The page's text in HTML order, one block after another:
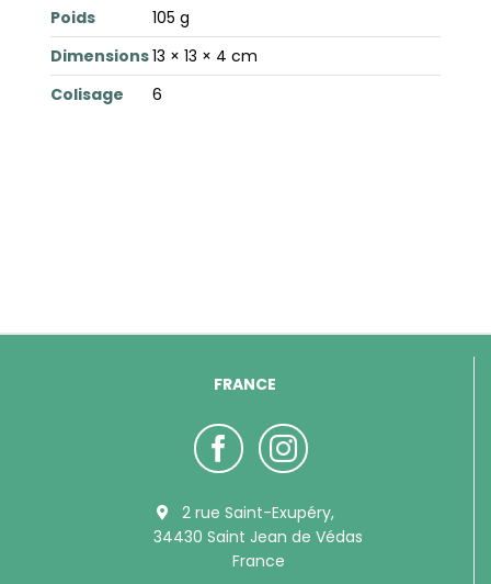
Poids
105 g
Dimensions13 × 13 × 4 cm
Colisage
6
FRANCE
2 rue Saint-Exupéry,
34430 Saint Jean de Védas
France